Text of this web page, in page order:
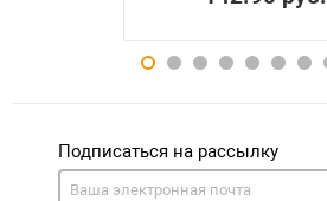
Подписаться на рассылку